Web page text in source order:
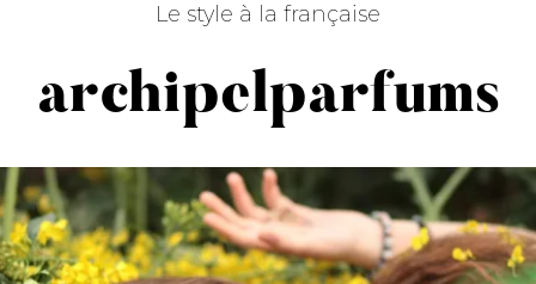
Le style à la française
archipelparfums